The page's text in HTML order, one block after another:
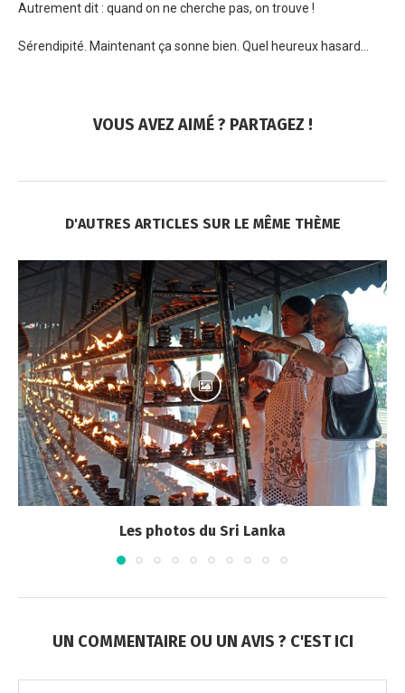
Autrement dit : quand on ne cherche pas, on trouve !
Sérendipité. Maintenant ça sonne bien. Quel heureux hasard…
VOUS AVEZ AIMÉ ? PARTAGEZ !
D'AUTRES ARTICLES SUR LE MÊME THÈME
UN COMMENTAIRE OU UN AVIS ? C'EST ICI